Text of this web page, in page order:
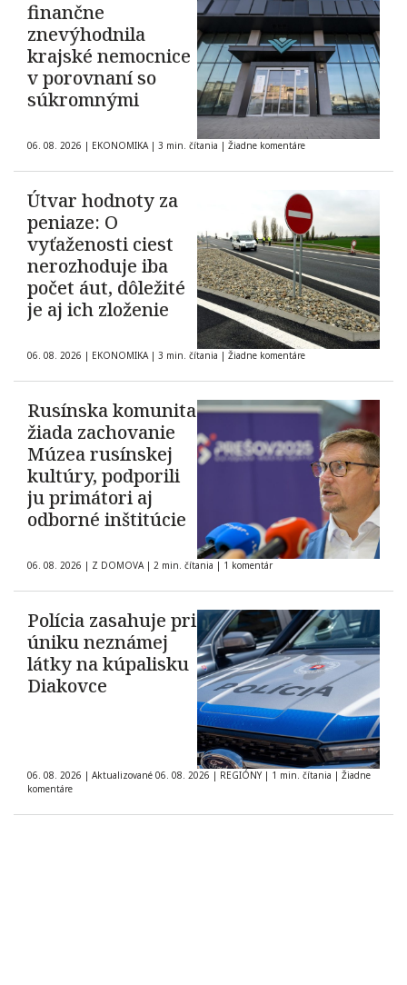
finančne
znevýhodnila
krajské nemocnice
v porovnaní so
súkromnými
06. 08. 2026 | EKONOMIKA | 3 min. čítania | Žiadne komentáre
Útvar hodnoty za
peniaze: O
vyťaženosti ciest
nerozhoduje iba
počet áut, dôležité
je aj ich zloženie
06. 08. 2026 | EKONOMIKA | 3 min. čítania | Žiadne komentáre
Rusínska komunita
žiada zachovanie
Múzea rusínskej
kultúry, podporili
ju primátori aj
odborné inštitúcie
06. 08. 2026 | Z DOMOVA | 2 min. čítania | 1 komentár
Polícia zasahuje pri
úniku neznámej
látky na kúpalisku
Diakovce
06. 08. 2026 | Aktualizované 06. 08. 2026 | REGIÓNY | 1 min. čítania | Žiadne
komentáre